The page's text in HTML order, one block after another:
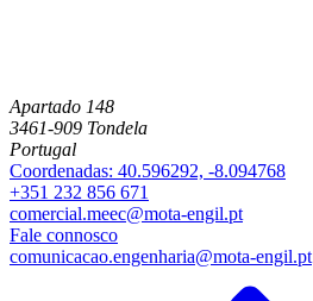
Apartado 148
3461-909 Tondela
Portugal
Coordenadas: 40.596292, -8.094768
+351 232 856 671
comercial.meec@mota-engil.pt
Fale connosco
comunicacao.engenharia@mota-engil.pt